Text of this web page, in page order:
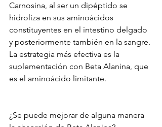
Carnosina, al ser un dipéptido se
hidroliza en sus aminoácidos
constituyentes en el intestino delgado
y posteriormente también en la sangre.
La estrategia más efectiva es la
suplementación con Beta Alanina, que
es el aminoácido limitante.
¿Se puede mejorar de alguna manera